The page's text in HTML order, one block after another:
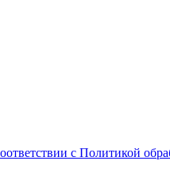
с Политикой